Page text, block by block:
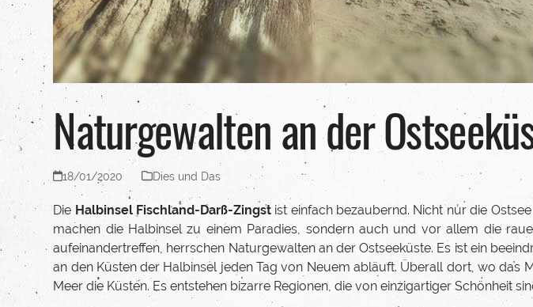
Naturgewalten an der
18/01/2020 Dies und Das
Die Halbinsel Fischland-Darß-Zingstist einfach bezaubernd. Nicht nur die
machen die Halbinsel zu einem Paradies, sondern auch und vor allem die
aufeinandertreffen, herrschen Naturgewalten an der Ostseeküste. Es ist ein
an den Küsten der Halbinsel jeden Tag von Neuem abläuft. Überall dort, wo das
Meer die Küsten. Es entstehen bizarre Regionen, die von einzigartiger Schönheit